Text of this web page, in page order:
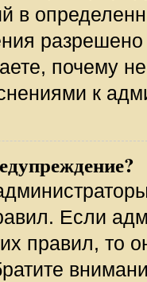
в
почему
к
Если
правил, то